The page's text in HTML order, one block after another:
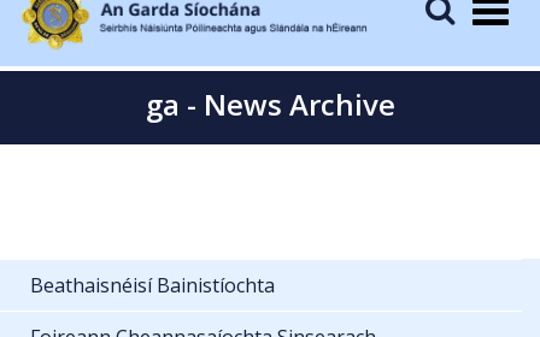
ga - News Archive
Beathaisnéisí Bainistíochta